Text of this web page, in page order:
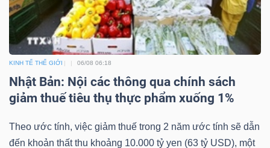
KINH TẾ THẾ GIỚI 06/08 06:18
Nhật Bản: Nội các thông qua chính sách
giảm thuế tiêu thụ thực phẩm xuống 1%
Theo ước tính, việc giảm thuế trong 2 năm ước tính sẽ dẫn
đến khoản thất thu khoảng 10.000 tỷ yen (63 tỷ USD), một